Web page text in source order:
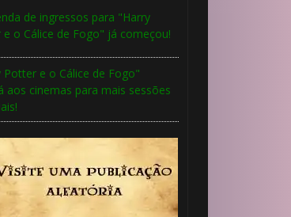
de ingressos para "Harry
e o Cálice de Fogo" já começou!
Potter e o Cálice de Fogo"
aos cinemas para mais sessões